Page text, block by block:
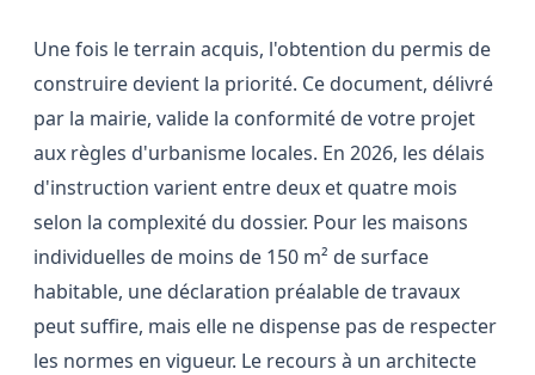
Une fois le terrain acquis, l'obtention du permis de
construire devient la priorité. Ce document, délivré
par la mairie, valide la conformité de votre projet
aux règles d'urbanisme locales. En 2026, les délais
d'instruction varient entre deux et quatre mois
selon la complexité du dossier. Pour les maisons
individuelles de moins de 150 m² de surface
habitable, une déclaration préalable de travaux
peut suffire, mais elle ne dispense pas de respecter
les normes en vigueur. Le recours à un architecte